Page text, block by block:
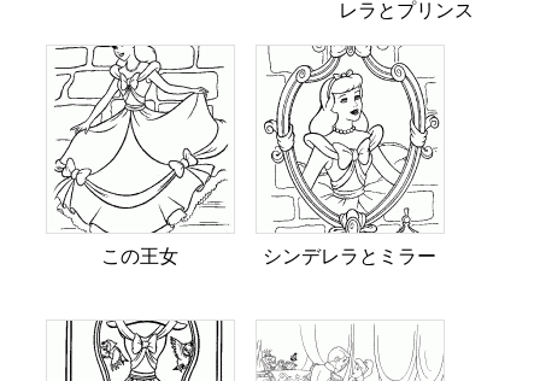
レラとプリンス
この王女 シンデレラとミラー